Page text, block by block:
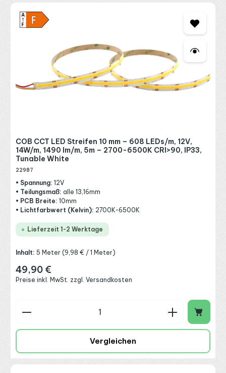
COB CCT LED Streifen 10 mm – 608 LEDs/m, 12V,
14W/m, 1490 lm/m, 5m – 2700-6500K CRI>90, IP33,
Tunable White
22987
• Spannung: 12V
• Teilungsmaß: alle 13,16mm
• PCB Breite: 10mm
• Lichtfarbwert (Kelvin): 2700K-6500K
Lieferzeit 1-2 Werktage
Inhalt:5 Meter(9,98 € / 1 Meter)
Regulärer Preis:
49,90 €
Preise inkl. MwSt. zzgl. Versandkosten
Produkt Anzahl: Gib den gewünschten Wert
Vergleichen